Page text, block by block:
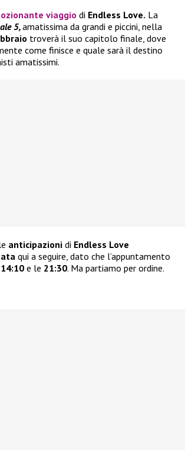
viaggio di Endless Love. La
5,amatissima da grandi e piccini, nella
troverà il suo capitolo finale, dove
come finisce e quale sarà il destino
amatissimi.
anticipazioni di Endless Love
qui a seguire, dato che l’appuntamento
14:10 e le 21:30. Ma partiamo per ordine.